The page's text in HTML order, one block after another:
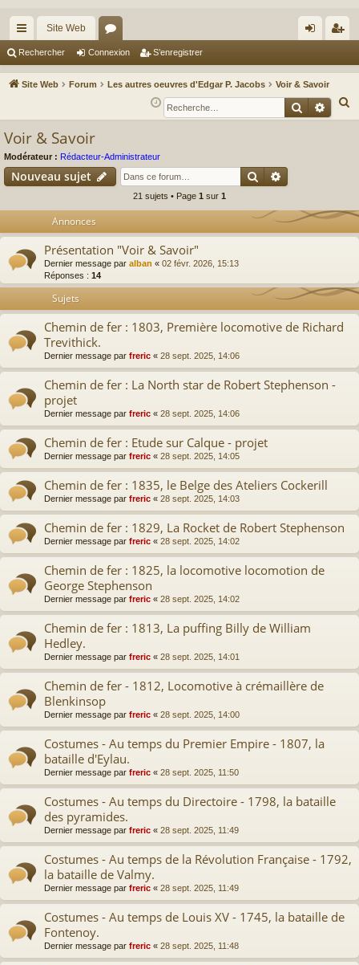
cc
ès
Site Web
or
u ne
xi
nr
eg
Rechercher Connexion S’enregistrer
Site Web Forum Les autres oeuvres d'Edgar P. Jacobs
Voir & Savoir
e
Voir & Savoir
Modérateur : Rédacteur-Administrateur
Nouveau sujet Rechercher
21 sujets • Page 1 sur 1
Annonces
Présentation "Voir & Savoir"
Dernier message par alban « 02 févr. 2026, 15:13
Réponses : 14
Sujets
Chemin de fer : 1803, Première locomotive de Richard
Trevithick.
Dernier message par freric « 28 sept. 2025, 14:06
Chemin de fer : La North star de Robert Stephenson -
projet
Dernier message par freric « 28 sept. 2025, 14:06
Chemin de fer : Etude sur Calque - projet
Dernier message par freric « 28 sept. 2025, 14:05
Chemin de fer : 1835, le Belge des Ateliers Cockerill
Dernier message par freric « 28 sept. 2025, 14:03
Chemin de fer : 1829, La Rocket de Robert Stephenson
Dernier message par freric « 28 sept. 2025, 14:02
Chemin de fer : 1825, la locomotive locomotion de
George Stephenson
Dernier message par freric « 28 sept. 2025, 14:02
Chemin de fer : 1813, La puffing Billy de William
Hedley.
Dernier message par freric « 28 sept. 2025, 14:01
Chemin de fer - 1812, Locomotive à crémaillère de
Blenkinsop
Dernier message par freric « 28 sept. 2025, 14:00
Costumes - Au temps du Premier Empire - 1807, la
bataille d'Eylau.
Dernier message par freric « 28 sept. 2025, 11:50
Costumes - Au temps du Directoire - 1798, la bataille
des pyramides.
Dernier message par freric « 28 sept. 2025, 11:49
Costumes - Au temps de la Révolution Française - 1792,
la bataille de Valmy.
Dernier message par freric « 28 sept. 2025, 11:49
Costumes - Au temps de Louis XV - 1745, la bataille de
Fontenoy.
Dernier message par freric « 28 sept. 2025, 11:48